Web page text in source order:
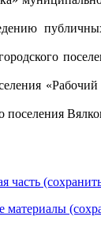
«Рабочий
поселения
часть
материалы